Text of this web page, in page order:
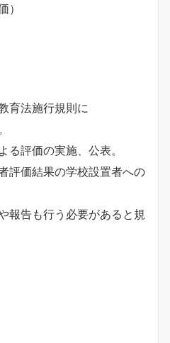
）
育法施行規則に
る評価の実施、公表。
評価結果の学校設置者への
報告も行う必要があると規